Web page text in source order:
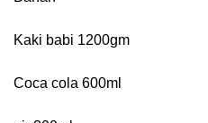
Kaki babi 1200gm
Coca cola 600ml